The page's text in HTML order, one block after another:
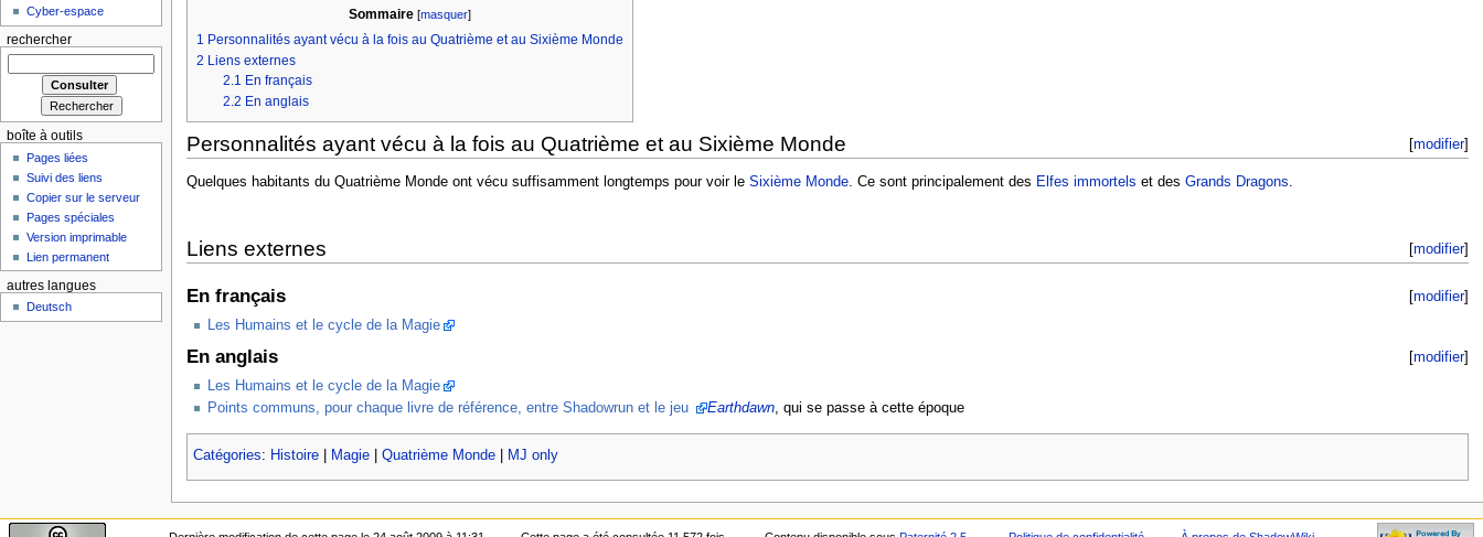
Sommaire [masquer]
1 Personnalités ayant vécu à la fois au Quatrième et au Sixième Monde
2 Liens externes
2.1 En français
2.2 En anglais
[modifier]
Personnalités ayant vécu à la fois au Quatrième et au Sixième Monde
Quelques habitants du Quatrième Monde ont vécu suffisamment longtemps pour voir le Sixième Monde. Ce sont principalement des Elfes immortels et des Grands Dragons
[modifier]
Liens externes
[modifier]
En français
Les Humains et le cycle de la Magie
[modifier]
En anglais
Les Humains et le cycle de la Magie
Points communs, pour chaque livre de référence, entre Shadowrun et le jeu
Earthdawn, qui se passe à cette époque
Catégories: Histoire| Magie| Quatrième Monde| MJ only
Cyber-espace
rechercher
boîte à outils
Pages liées
Suivi des liens
Copier sur le serveur
Pages spéciales
Version imprimable
Lien permanent
autres langues
Deutsch